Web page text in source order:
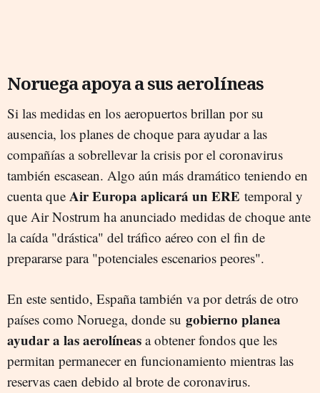
Noruega apoya a sus aerolíneas
Si las medidas en los aeropuertos brillan por su
ausencia, los planes de choque para ayudar a las
compañías a sobrellevar la crisis por el coronavirus
también escasean. Algo aún más dramático teniendo en
cuenta que Air Europa aplicará un ERE temporal y
que Air Nostrum ha anunciado medidas de choque ante
la caída "drástica" del tráfico aéreo con el fin de
prepararse para "potenciales escenarios peores".
En este sentido, España también va por detrás de otro
países como Noruega, donde su gobierno planea
ayudar a las aerolíneas a obtener fondos que les
permitan permanecer en funcionamiento mientras las
reservas caen debido al brote de coronavirus.